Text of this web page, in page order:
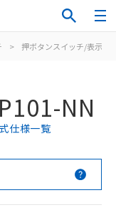
> 押ボタンスイッチ/表示灯
NN
仕様一覧